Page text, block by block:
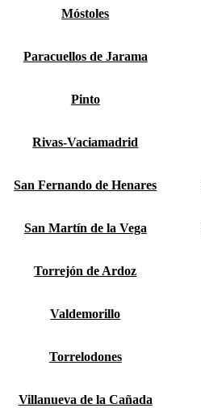
Móstoles
Paracuellos de Jarama
Pinto
Rivas-Vaciamadrid
San Fernando de Henares
San Martín de la Vega
Torrejón de Ardoz
Valdemorillo
Torrelodones
Villanueva de la Cañada